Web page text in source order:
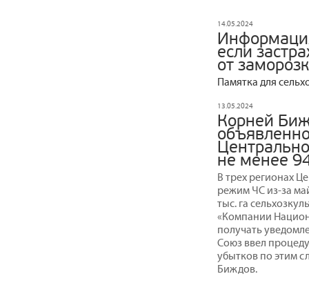
14.05.2024
если
от
Памятка для
13.05.2024
Корней
не менее
В трех регионах
режим ЧС из-за
тыс. га
«Компании
получать
Союз ввел
убытков по этим
Биждов.